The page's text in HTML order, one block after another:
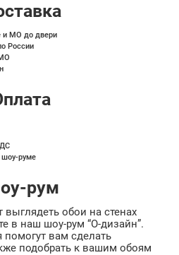
и МО до двери
России
шоу-руме
рум
выглядеть обои на стенах
в наш шоу-рум “О-дизайн”.
вам сделать
подобрать к вашим обоям